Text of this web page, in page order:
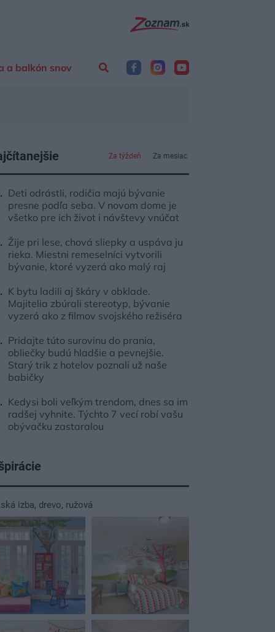
a balkón snov
Za týždeň Za mesiac
Deti odrástli, rodičia majú bývanie
presne podľa seba. V novom dome je
všetko pre ich život i návštevy vnúčat
Žije pri lese, chová sliepky a uspáva ju
rieka. Miestni remeselníci vytvorili
bývanie, ktoré vyzerá ako malý raj
K bytu ladili aj škáry v obklade.
Majitelia zbúrali stereotyp, bývanie
vyzerá ako z filmov svojského režiséra
Pridajte túto surovinu do prania,
obliečky budú hladšie a pevnejšie.
Starý trik z hotelov poznali už naše
babičky
Kedysi boli veľkým trendom, dnes sa im
radšej vyhnite. Týchto 7 vecí robí vašu
obývačku zastaralou
izba, drevo, ružová